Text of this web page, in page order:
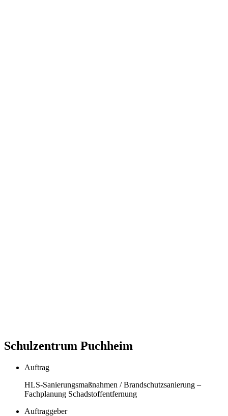
Schulzentrum Puchheim
Auftrag
HLS-Sanierungsmaßnahmen / Brandschutzsanierung –
Fachplanung Schadstoffentfernung
Auftraggeber